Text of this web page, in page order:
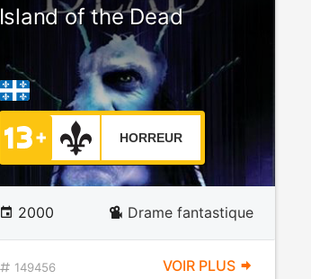
Island of the Dead
HORREUR
2000 Drame fantastique
149456 VOIR PLUS